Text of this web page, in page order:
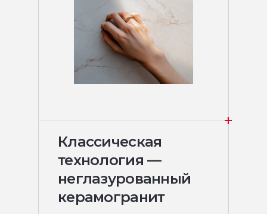
Классическая
технология —
неглазурованный
керамогранит